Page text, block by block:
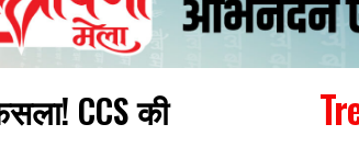
CCS की